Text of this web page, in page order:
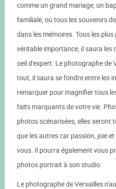
comme un grand mariage, un
familiale, où tous les souvenirs
dans les mémoires. Tous les
véritable importance, il saura les
oeil d'expert. Le photographe de
tout, il saura se fondre entre les
remarquer pour magnifier tous
faits marquants de votre vie.
photos scénarisées, elles seront
que les autres car passion, joie
vous. Il pourra également vous
photos portrait à son studio.
Le photographe de Versailles